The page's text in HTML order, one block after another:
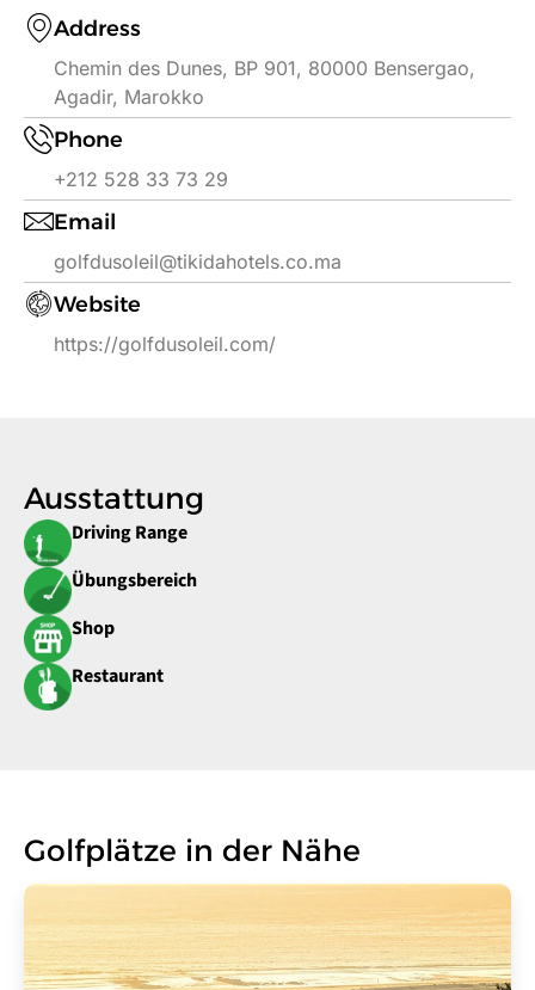
Address
Chemin des Dunes, BP 901, 80000 Bensergao,
Agadir, Marokko
Phone
+212 528 33 73 29
Email
golfdusoleil@tikidahotels.co.ma
Website
https://golfdusoleil.com/
Ausstattung
Driving Range
Übungsbereich
Shop
Restaurant
Golfplätze in der Nähe